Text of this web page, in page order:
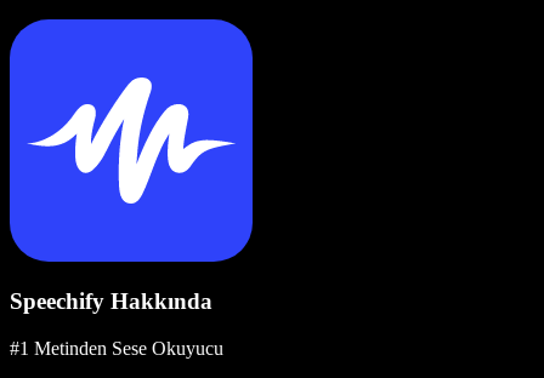
Speechify Hakkında
#1 Metinden Sese Okuyucu